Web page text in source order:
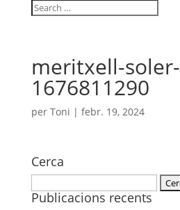
meritxell-soler-
1676811290
per Toni | febr. 19, 2024
Cerca
Publicacions recents